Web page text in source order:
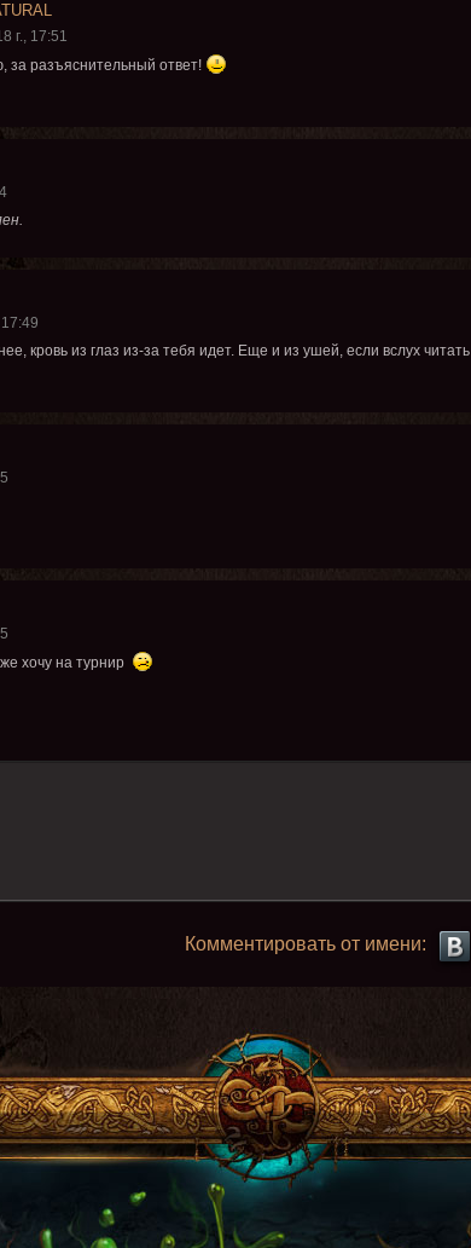
г., 17:51
за разъяснительный ответ!
кровь из глаз из-за тебя идет. Еще и из ушей, если вслух читать
хочу на турнир
Комментировать от имени: